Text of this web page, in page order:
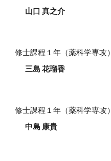
山口 真之介
修士課程 １年（薬科学専攻）
三島 花瑠香
修士課程 １年（薬科学専攻）
中島 康貴